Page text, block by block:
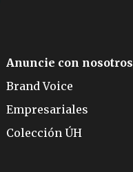
Anuncie con nosotros
Brand Voice
Empresariales
Colección ÚH